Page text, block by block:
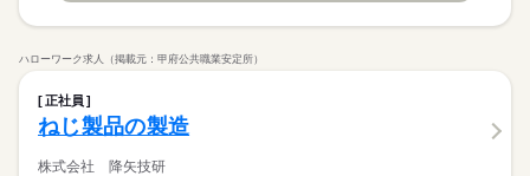
ハローワーク求人（掲載元：甲府公共職業安定所）
正社員
ねじ製品の製造
株式会社 降矢技研